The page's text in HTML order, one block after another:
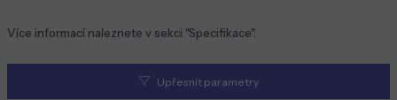
Více informací naleznete v sekci "Specifikace".
Upřesnit parametry